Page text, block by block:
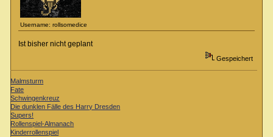
Username: rollsomedice
Ist bisher nicht geplant
Gespeichert
Malmsturm
Fate
Schwingenkreuz
Die dunklen Fälle des Harry Dresden
Supers!
Rollenspiel-Almanach
Kinderrollenspiel